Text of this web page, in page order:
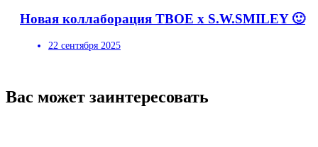
Новая коллаборация ТВОЕ х S.W.SMILEY 🙂
22 сентября 2025
Вас может заинтересовать